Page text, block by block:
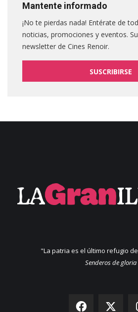
Mantente informado
¡No te pierdas nada! Entérate de
noticias, promociones y eventos.
newsletter de Cines Renoir.
SUSCRIBIRSE
"La patria es el último refugio
Senderos de gloria